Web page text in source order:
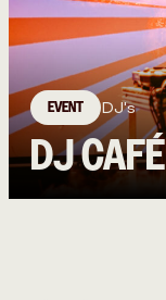
EVENT DJ's
DJ CAFÉ